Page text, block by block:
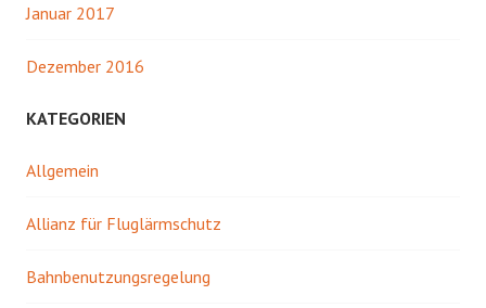
Januar 2017
Dezember 2016
KATEGORIEN
Allgemein
Allianz für Fluglärmschutz
Bahnbenutzungsregelung